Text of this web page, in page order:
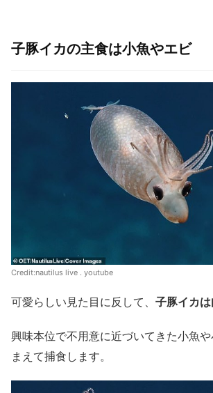
子豚イカの主食は小魚やエビ
Credit:nautilus live . youtube
可愛らしい見た目に反して、 子豚イカ
興味本位で不用意に近づいてきた小魚
まえて捕食します。